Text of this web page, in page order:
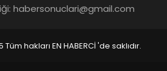
habersonuclari@gmail.com
hakları EN HABERCİ 'de saklıdır.